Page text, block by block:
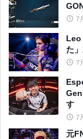
7
Leo
た
7
す
7
元